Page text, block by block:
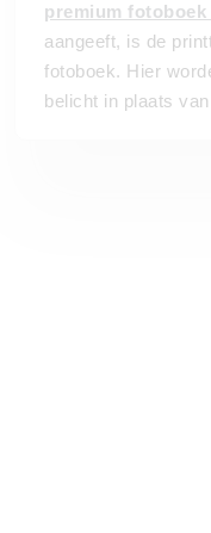
premium fotoboek
aangeeft, is de
fotoboek. Hier
belicht in plaats